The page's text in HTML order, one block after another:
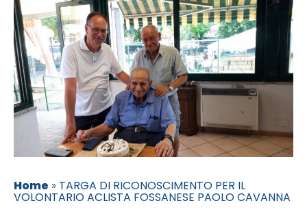
Home » TARGA DI RICONOSCIMENTO PER IL
VOLONTARIO ACLISTA FOSSANESE PAOLO CAVANNA